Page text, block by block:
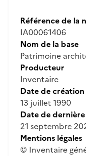
Référence de la
IA00061406
Nom de la base
Patrimoine
Producteur
Inventaire
Date de
13 juillet 1990
Date de
21 septembre
Mentions légales
© Inventaire